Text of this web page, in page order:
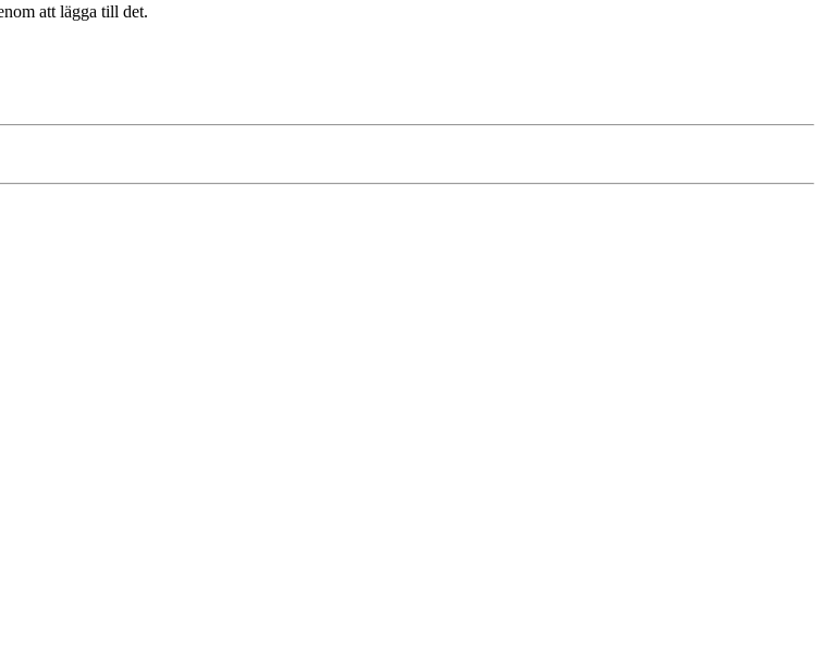
att lägga till det.